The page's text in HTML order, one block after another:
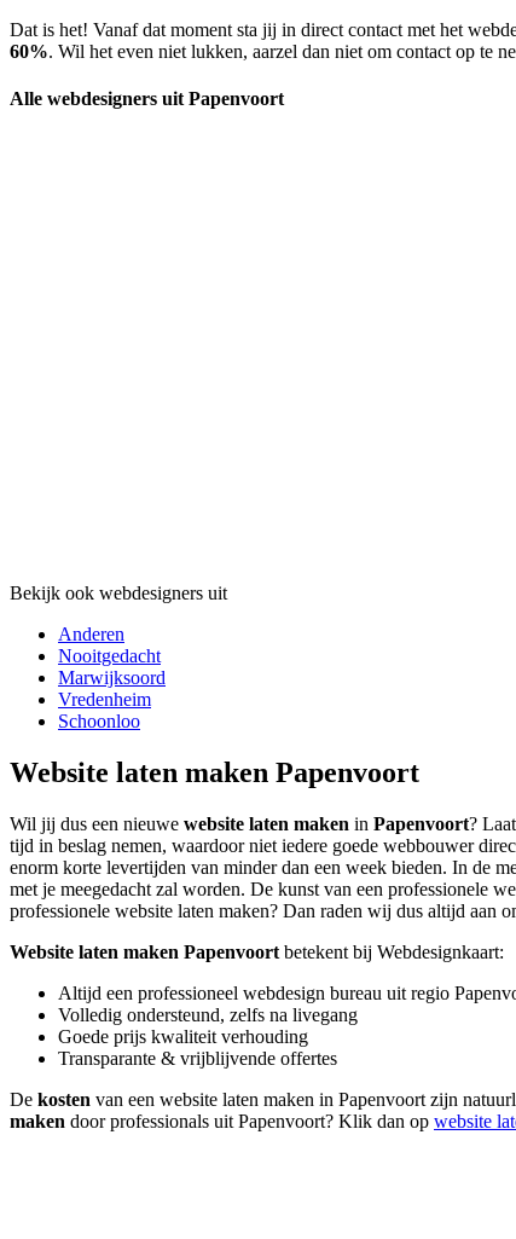
Dat is het! Vanaf dat moment sta jij in direct contact met het
60%. Wil het even niet lukken, aarzel dan niet om contact op te
Alle webdesigners uit Papenvoort
Bekijk ook webdesigners uit
Anderen
Nooitgedacht
Marwijksoord
Vredenheim
Schoonloo
Website laten maken Papenvoort
Wil jij dus een nieuwe website laten maken in Papenvoort?
tijd in beslag nemen, waardoor niet iedere goede webbouwer
enorm korte levertijden van minder dan een week bieden. In de
met je meegedacht zal worden. De kunst van een professionele
professionele website laten maken? Dan raden wij dus altijd aan
Website laten maken Papenvoort betekent bij Webdesignkaart:
Altijd een professioneel webdesign bureau uit regio
Volledig ondersteund, zelfs na livegang
Goede prijs kwaliteit verhouding
Transparante & vrijblijvende offertes
De kosten van een website laten maken in Papenvoort zijn
maken door professionals uit Papenvoort? Klik dan op website